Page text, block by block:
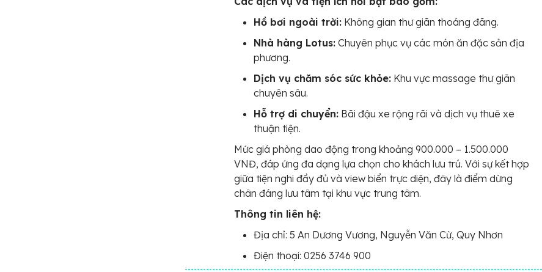
Hồ bơi ngoài trời: Không gian thư giãn thoáng đãng.
Nhà hàng Lotus: Chuyên phục vụ các món ăn đặc sản địa
phương.
Dịch vụ chăm sóc sức khỏe: Khu vực massage thư giãn
chuyên sâu.
Hỗ trợ di chuyển: Bãi đậu xe rộng rãi và dịch vụ thuê xe
thuận tiện.
Mức giá phòng dao động trong khoảng 900.000 – 1.500.000
VNĐ, đáp ứng đa dạng lựa chọn cho khách lưu trú. Với sự kết hợp
giữa tiện nghi đầy đủ và view biển trực diện, đây là điểm dừng
chân đáng lưu tâm tại khu vực trung tâm.
Thông tin liên hệ:
Địa chỉ: 5 An Dương Vương, Nguyễn Văn Cừ, Quy Nhơn
Điện thoại: 0256 3746 900